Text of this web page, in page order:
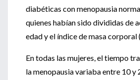
diabéticas con menopausia
quienes habían sido divididas de
edad y el índice de masa
En todas las mujeres, el tiempo
la menopausia variaba entre 10 y